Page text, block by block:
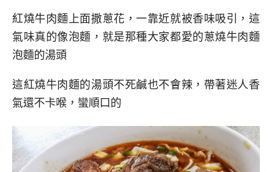
紅燒牛肉麵上面撒蔥花，一靠近就被香味吸引，這
氣味真的像泡麵，就是那種大家都愛的蔥燒牛肉麵
泡麵的湯頭
這紅燒牛肉麵的湯頭不死鹹也不會辣，帶著迷人香
氣還不卡喉，蠻順口的